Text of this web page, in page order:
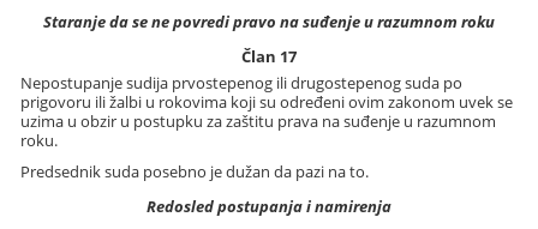
Staranje da se ne povredi pravo na suđenje u razumnom roku
Član 17
Nepostupanje sudija prvostepenog ili drugostepenog suda po
prigovoru ili žalbi u rokovima koji su određeni ovim zakonom uvek se
uzima u obzir u postupku za zaštitu prava na suđenje u razumnom
roku.
Predsednik suda posebno je dužan da pazi na to.
Redosled postupanja i namirenja